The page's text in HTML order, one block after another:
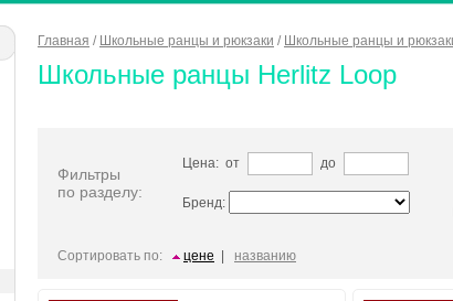
Главная / Школьные ранцы и рюкзаки / Школьные ранцы и
Школьные ранцы Herlitz Loop
Фильтры
по разделу:
Цена: от до
Бренд:
Сортировать по: цене названию